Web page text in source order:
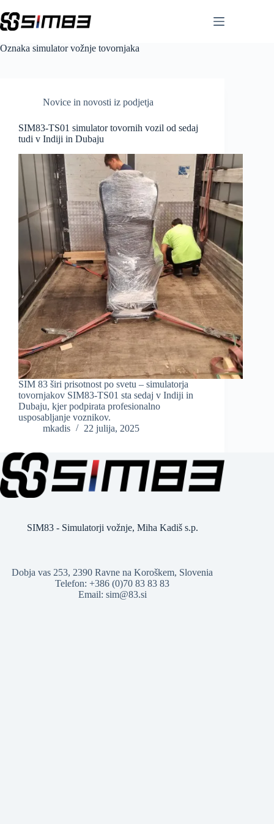
to
content
Oznaka simulator vožnje tovornjaka
Novice in novosti iz podjetja
SIM83-TS01 simulator tovornih vozil od sedaj
tudi v Indiji in Dubaju
SIM 83 širi prisotnost po svetu – simulatorja
tovornjakov SIM83-TS01 sta sedaj v Indiji in
Dubaju, kjer podpirata profesionalno
usposabljanje voznikov.
mkadis
22 julija, 2025
SIM83 - Simulatorji vožnje, Miha Kadiš s.p.
Dobja vas 253, 2390 Ravne na Koroškem, Slovenia
Telefon: +386 (0)70 83 83 83
Email: sim@83.si